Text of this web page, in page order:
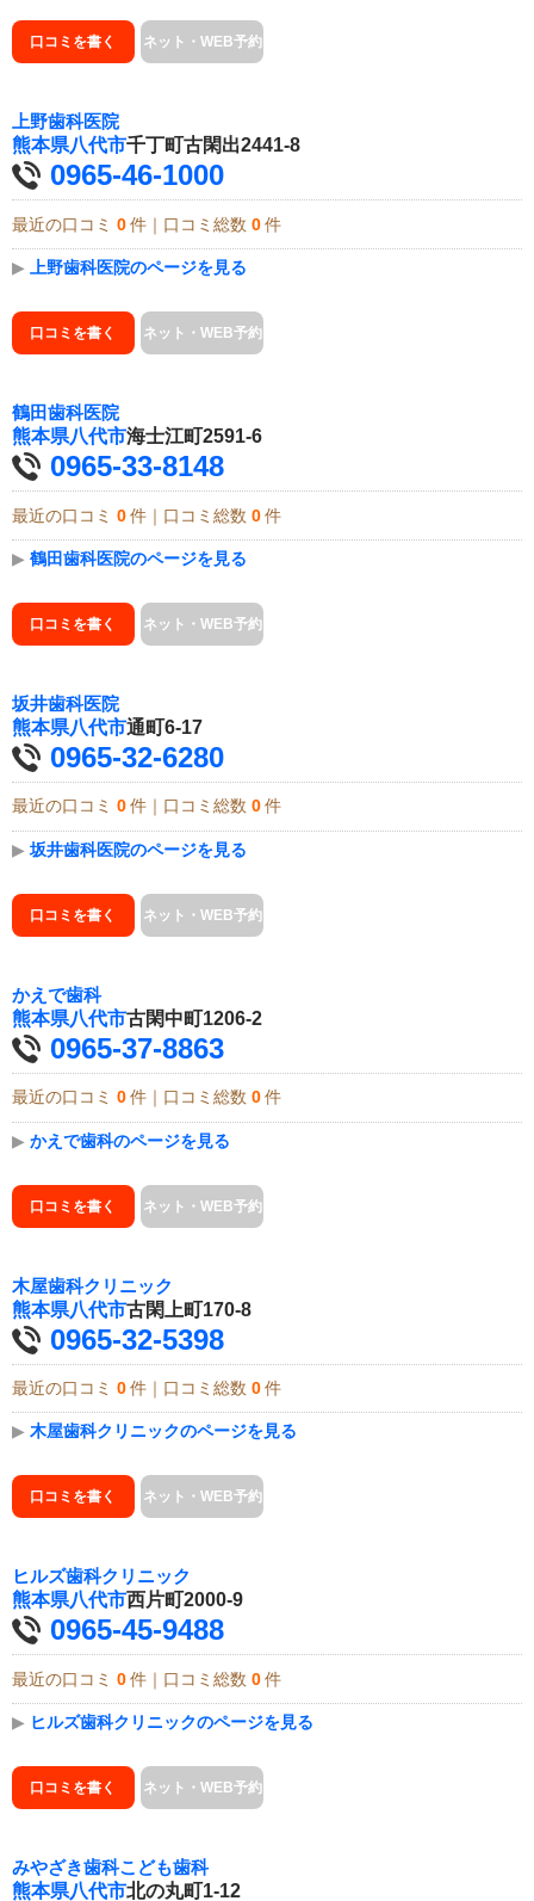
口コミを書く ネット・WEB予約
上野歯科医院
熊本県八代市千丁町古閑出2441-8
0965-46-1000
最近の口コミ 0 件｜口コミ総数 0 件
▶ 上野歯科医院のページを見る
口コミを書く ネット・WEB予約
鶴田歯科医院
熊本県八代市海士江町2591-6
0965-33-8148
最近の口コミ 0 件｜口コミ総数 0 件
▶ 鶴田歯科医院のページを見る
口コミを書く ネット・WEB予約
坂井歯科医院
熊本県八代市通町6-17
0965-32-6280
最近の口コミ 0 件｜口コミ総数 0 件
▶ 坂井歯科医院のページを見る
口コミを書く ネット・WEB予約
かえで歯科
熊本県八代市古閑中町1206-2
0965-37-8863
最近の口コミ 0 件｜口コミ総数 0 件
▶ かえで歯科のページを見る
口コミを書く ネット・WEB予約
木屋歯科クリニック
熊本県八代市古閑上町170-8
0965-32-5398
最近の口コミ 0 件｜口コミ総数 0 件
▶ 木屋歯科クリニックのページを見る
口コミを書く ネット・WEB予約
ヒルズ歯科クリニック
熊本県八代市西片町2000-9
0965-45-9488
最近の口コミ 0 件｜口コミ総数 0 件
▶ ヒルズ歯科クリニックのページを見る
口コミを書く ネット・WEB予約
みやざき歯科こども歯科
熊本県八代市北の丸町1-12